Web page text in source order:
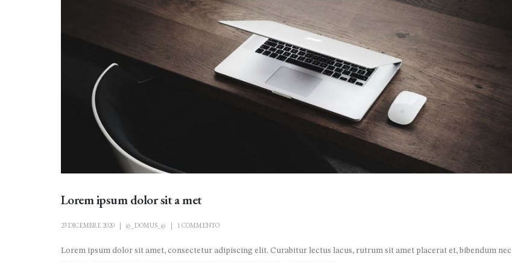
Lorem ipsum dolor sit a met
23 DICEMBRE 2020 @_DOMUS_@ 1 COMMENTO
Lorem ipsum dolor sit amet, consectetur adipiscing elit. Curabitur lectus lacus, rutrum sit amet placerat et, bibendum nec